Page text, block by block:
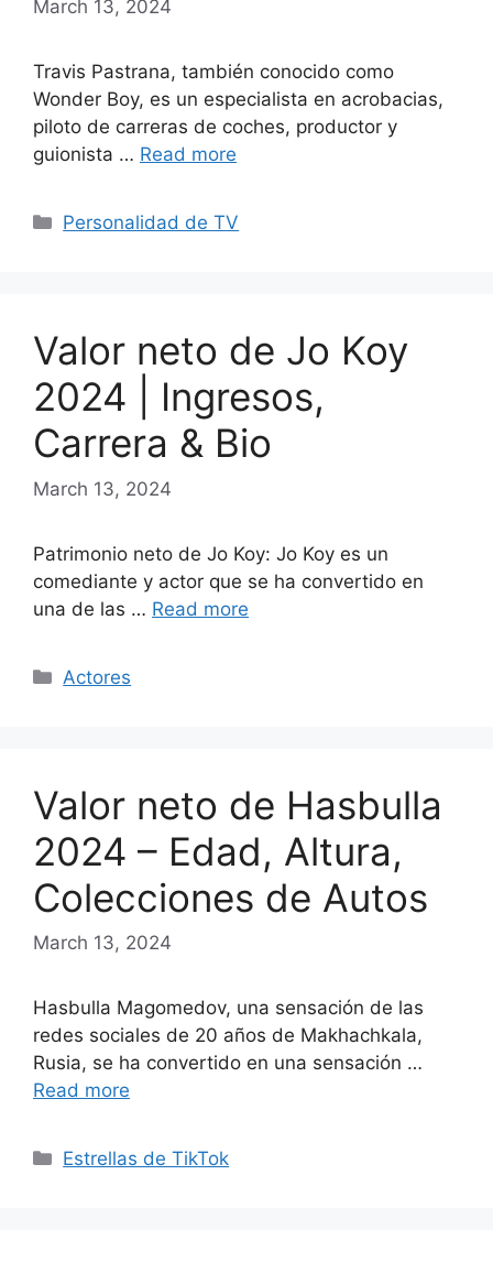
March 13, 2024
Travis Pastrana, también conocido como
Wonder Boy, es un especialista en acrobacias,
piloto de carreras de coches, productor y
guionista … Read more
Categories
Personalidad de TV
Valor neto de Jo Koy
2024 | Ingresos,
Carrera & Bio
March 13, 2024
Patrimonio neto de Jo Koy: Jo Koy es un
comediante y actor que se ha convertido en
una de las … Read more
Categories
Actores
Valor neto de Hasbulla
2024 – Edad, Altura,
Colecciones de Autos
March 13, 2024
Hasbulla Magomedov, una sensación de las
redes sociales de 20 años de Makhachkala,
Rusia, se ha convertido en una sensación …
Read more
Categories
Estrellas de TikTok